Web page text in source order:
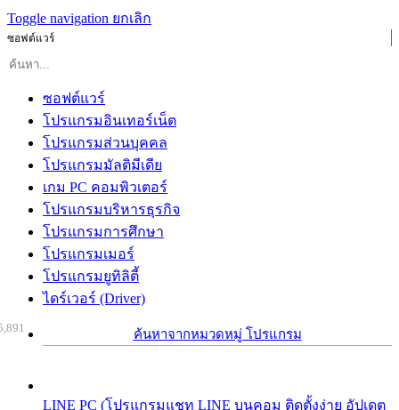
Toggle navigation ยกเลิก
ซอฟต์แวร์
ซอฟต์แวร์
โปรแกรมอินเทอร์เน็ต
โปรแกรมส่วนบุคคล
โปรแกรมมัลติมีเดีย
เกม PC คอมพิวเตอร์
โปรแกรมบริหารธุรกิจ
โปรแกรมการศึกษา
โปรแกรมเมอร์
โปรแกรมยูทิลิตี้
ไดร์เวอร์ (Driver)
ค้นหาจากหมวดหมู่ โปรแกรม
LINE PC (โปรแกรมแชท LINE บนคอม ติดตั้งง่าย อัปเดต